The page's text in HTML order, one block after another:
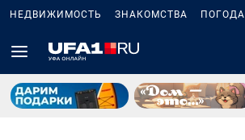
НЕДВИЖИМОСТЬ ЗНАКОМСТВА ПОГОДА